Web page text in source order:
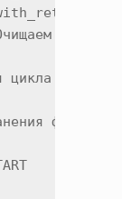
батч
не